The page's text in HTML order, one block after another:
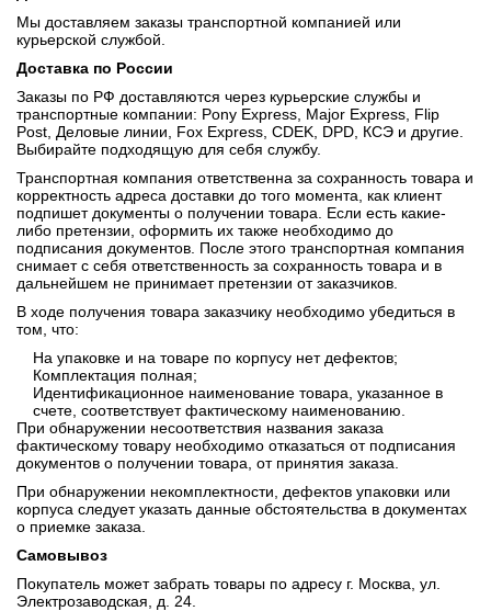
Мы доставляем заказы транспортной компанией или
курьерской службой.
Доставка по России
Заказы по РФ доставляются через курьерские службы и
транспортные компании: Pony Express, Major Express, Flip
Post, Деловые линии, Fox Express, CDEK, DPD, КСЭ и другие.
Выбирайте подходящую для себя службу.
Транспортная компания ответственна за сохранность товара и
корректность адреса доставки до того момента, как клиент
подпишет документы о получении товара. Если есть какие-
либо претензии, оформить их также необходимо до
подписания документов. После этого транспортная компания
снимает с себя ответственность за сохранность товара и в
дальнейшем не принимает претензии от заказчиков.
В ходе получения товара заказчику необходимо убедиться в
том, что:
На упаковке и на товаре по корпусу нет дефектов;
Комплектация полная;
Идентификационное наименование товара, указанное в
счете, соответствует фактическому наименованию.
При обнаружении несоответствия названия заказа
фактическому товару необходимо отказаться от подписания
документов о получении товара, от принятия заказа.
При обнаружении некомплектности, дефектов упаковки или
корпуса следует указать данные обстоятельства в документах
о приемке заказа.
Самовывоз
Покупатель может забрать товары по адресу г. Москва, ул.
Электрозаводская, д. 24.